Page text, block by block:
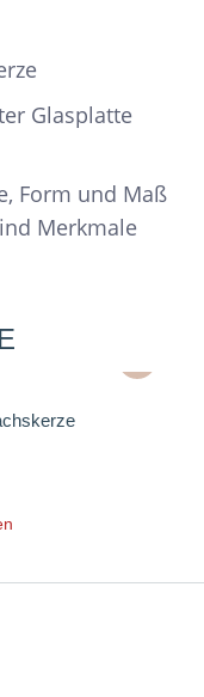
Glasplatte
Form und Maß
Merkmale